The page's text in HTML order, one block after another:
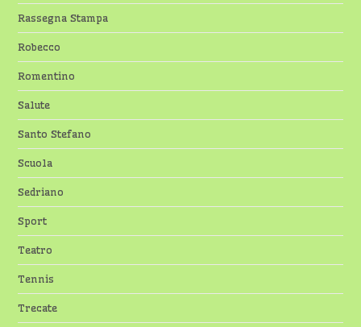
Rassegna Stampa
Robecco
Romentino
Salute
Santo Stefano
Scuola
Sedriano
Sport
Teatro
Tennis
Trecate